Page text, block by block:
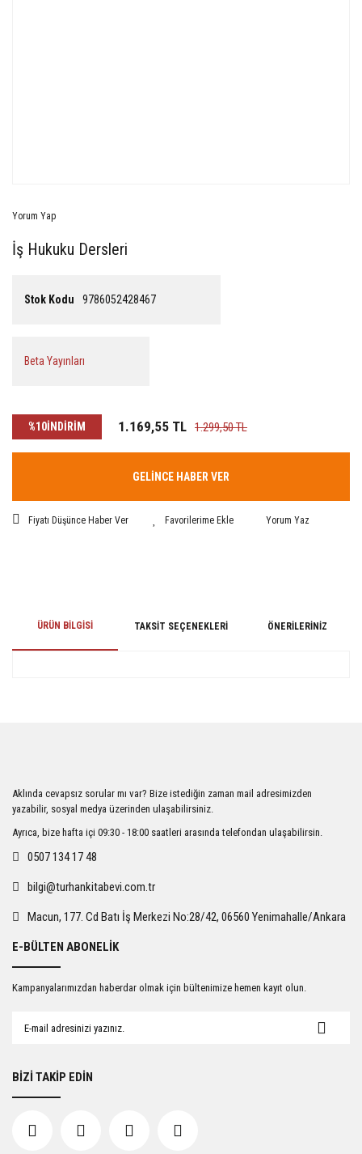
Yorum Yap
İş Hukuku Dersleri
Stok Kodu 9786052428467
Beta Yayınları
%10İNDİRİM 1.169,55 TL 1.299,50 TL
GELİNCE HABER VER
Fiyatı Düşünce Haber Ver Yorum Yaz
ÜRÜN BILGISI TAKSIT SEÇENEKLERI ÖNERILERINIZ
Ürün açıklamasında eksik bilgiler bulunuyor.
Ürün bilgilerinde hatalar bulunuyor.
Ürün fiyatı diğer sitelerden daha pahalı.
Gönder
Aklında cevapsız sorular mı var? Bize istediğin zaman mail adresimizden
yazabilir, sosyal medya üzerinden ulaşabilirsiniz.
Ayrıca, bize hafta içi 09:30 - 18:00 saatleri arasında telefondan ulaşabilirsin.
0507 134 17 48
bilgi@turhankitabevi.com.tr
Macun, 177. Cd Batı İş Merkezi No:28/42, 06560 Yenimahalle/Ankara
E-BÜLTEN ABONELİK
Kampanyalarımızdan haberdar olmak için bültenimize hemen kayıt olun.
BİZİ TAKİP EDİN